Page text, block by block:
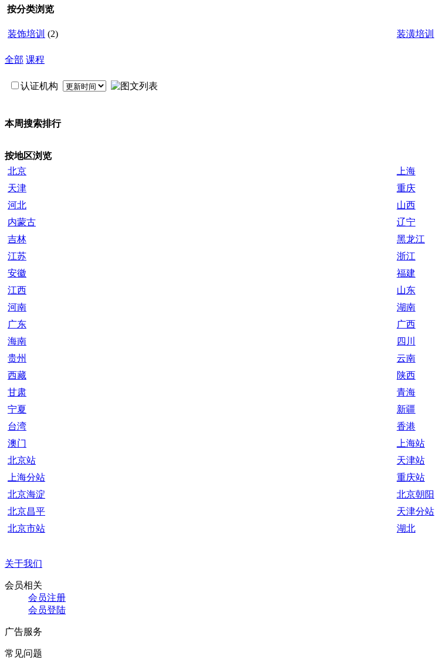
按分类浏览
装饰培训 (2) 装潢培训
全部 课程
认证机构
本周搜索排行
按地区浏览
北京
上海
天津
重庆
河北
山西
内蒙古
辽宁
吉林
黑龙江
江苏
浙江
安徽
福建
江西
山东
河南
湖南
广东
广西
海南
四川
贵州
云南
西藏
陕西
甘肃
青海
宁夏
新疆
台湾
香港
澳门
上海站
北京站
天津站
上海分站
重庆站
北京海淀
北京朝阳
北京昌平
天津分站
北京市站
湖北
关于我们
会员相关
会员注册
会员登陆
广告服务
常见问题